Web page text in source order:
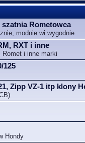
Rometowca
modnie wi wygodnie
RXT i inne
i inne marki
125
Zipp VZ-1 itp klony
Hondy